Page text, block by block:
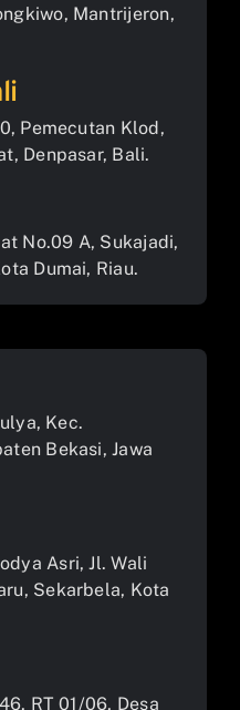
Mantrijeron,
Pemecutan Klod,
Denpasar, Bali.
No.09 A, Sukajadi,
Dumai, Riau.
Kec.
Bekasi, Jawa
Asri, Jl. Wali
Sekarbela, Kota
RT 01/06, Desa